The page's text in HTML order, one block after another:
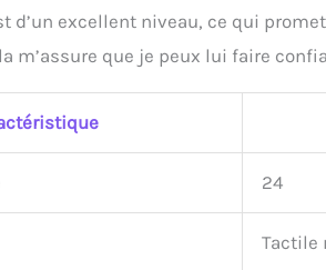
d’un excellent niveau, ce qui
m’assure que je peux lui faire
24
Tactile